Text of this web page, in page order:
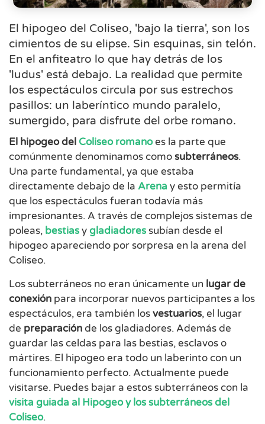
El hipogeo del Coliseo, 'bajo la tierra', son los
cimientos de su elipse. Sin esquinas, sin telón.
En el anfiteatro lo que hay detrás de los
'ludus' está debajo. La realidad que permite
los espectáculos circula por sus estrechos
pasillos: un laberíntico mundo paralelo,
sumergido, para disfrute del orbe romano.
El hipogeo del Coliseo romanoes la parte que
comúnmente denominamos comosubterráneos.
Una parte fundamental, ya que estaba
directamente debajo de la Arena y esto permitía
que los espectáculos fueran todavía más
impresionantes. A través de complejos sistemas de
poleas, bestiasygladiadoressubían desde el
hipogeo apareciendo por sorpresa en la arena del
Coliseo.
Los subterráneos no eran únicamente un lugar de
conexión para incorporar nuevos participantes a los
espectáculos, era también losvestuarios, el lugar
de preparaciónde los gladiadores. Además de
guardar las celdas para las bestias, esclavos o
mártires. El hipogeo era todo un laberinto con un
funcionamiento perfecto. Actualmente puede
visitarse. Puedes bajar a estos subterráneos con la
visita guiada al Hipogeo y los subterráneos del
Coliseo.